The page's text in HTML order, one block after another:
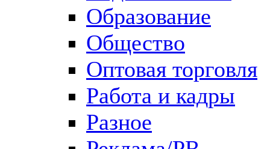
Образование
Общество
Оптовая торговля
Работа и кадры
Разное